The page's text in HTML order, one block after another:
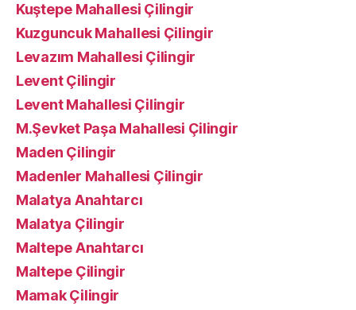
Kuştepe Mahallesi Çilingir
Kuzguncuk Mahallesi Çilingir
Levazım Mahallesi Çilingir
Levent Çilingir
Levent Mahallesi Çilingir
M.Şevket Paşa Mahallesi Çilingir
Maden Çilingir
Madenler Mahallesi Çilingir
Malatya Anahtarcı
Malatya Çilingir
Maltepe Anahtarcı
Maltepe Çilingir
Mamak Çilingir